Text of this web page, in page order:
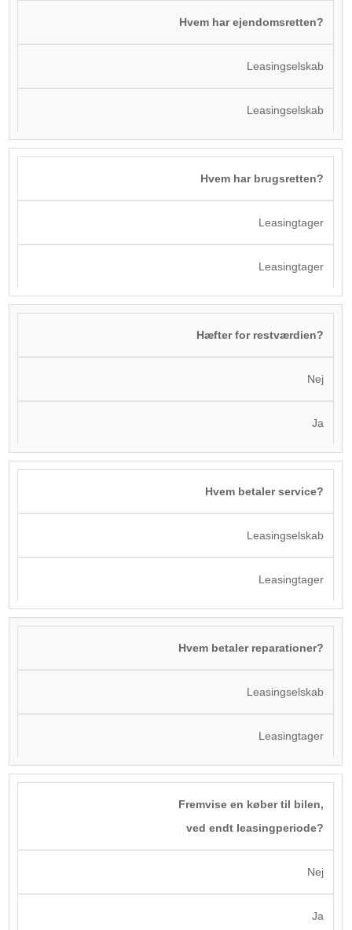
Hvem har ejendomsretten?
Leasingselskab
Leasingselskab
Hvem har brugsretten?
Leasingtager
Leasingtager
Hæfter for restværdien?
Nej
Ja
Hvem betaler service?
Leasingselskab
Leasingtager
Hvem betaler reparationer?
Leasingselskab
Leasingtager
Fremvise en køber til bilen,
ved endt leasingperiode?
Nej
Ja